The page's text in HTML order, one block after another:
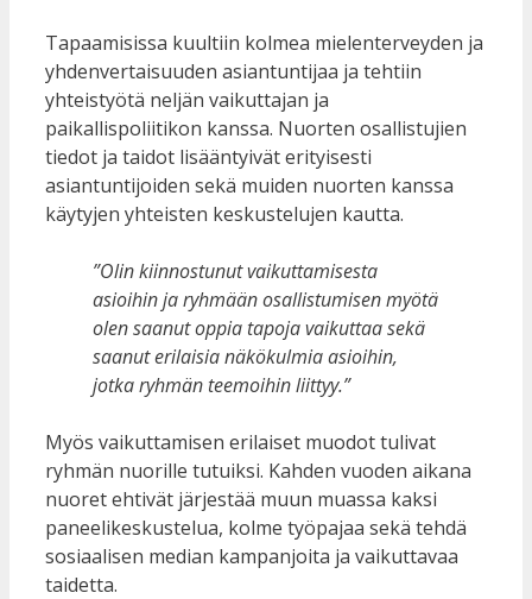
Tapaamisissa kuultiin kolmea mielenterveyden ja
yhdenvertaisuuden asiantuntijaa ja tehtiin
yhteistyötä neljän vaikuttajan ja
paikallispoliitikon kanssa. Nuorten osallistujien
tiedot ja taidot lisääntyivät erityisesti
asiantuntijoiden sekä muiden nuorten kanssa
käytyjen yhteisten keskustelujen kautta.
”Olin kiinnostunut vaikuttamisesta
asioihin ja ryhmään osallistumisen myötä
olen saanut oppia tapoja vaikuttaa sekä
saanut erilaisia näkökulmia asioihin,
jotka ryhmän teemoihin liittyy.”
Myös vaikuttamisen erilaiset muodot tulivat
ryhmän nuorille tutuiksi. Kahden vuoden aikana
nuoret ehtivät järjestää muun muassa kaksi
paneelikeskustelua, kolme työpajaa sekä tehdä
sosiaalisen median kampanjoita ja vaikuttavaa
taidetta.